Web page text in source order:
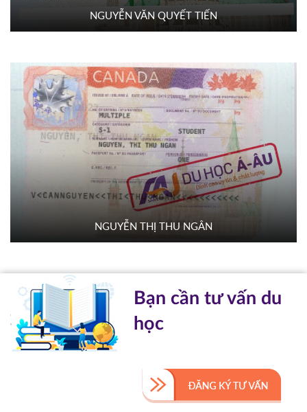
NGUYỄN VĂN QUYẾT TIẾN
NGUYỄN THỊ THU NGÂN
Bạn cần tư vấn du
học